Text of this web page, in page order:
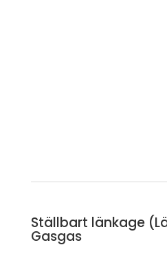
Ställbart länkage
Gasgas